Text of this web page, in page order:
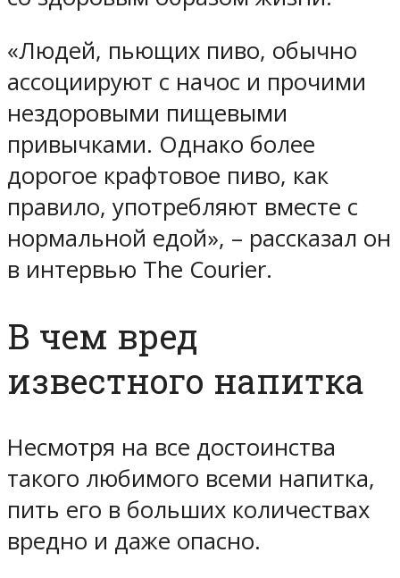
«Людей, пьющих пиво, обычно
ассоциируют с начос и прочими
нездоровыми пищевыми
привычками. Однако более
дорогое крафтовое пиво, как
правило, употребляют вместе с
нормальной едой», – рассказал он
в интервью The Courier.
В чем вред
известного напитка
Несмотря на все достоинства
такого любимого всеми напитка,
пить его в больших количествах
вредно и даже опасно.